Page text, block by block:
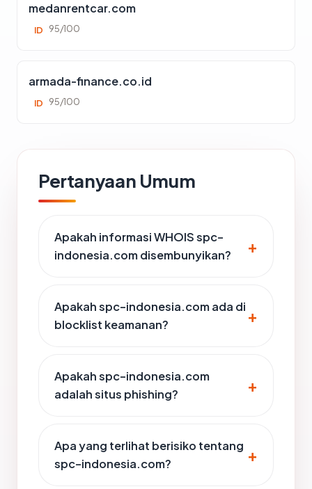
medanrentcar.com
ID 95/100
armada-finance.co.id
ID 95/100
Pertanyaan Umum
Apakah informasi WHOIS spc-
indonesia.com disembunyikan?
Apakah spc-indonesia.com ada di
blocklist keamanan?
Apakah spc-indonesia.com
adalah situs phishing?
Apa yang terlihat berisiko tentang
spc-indonesia.com?